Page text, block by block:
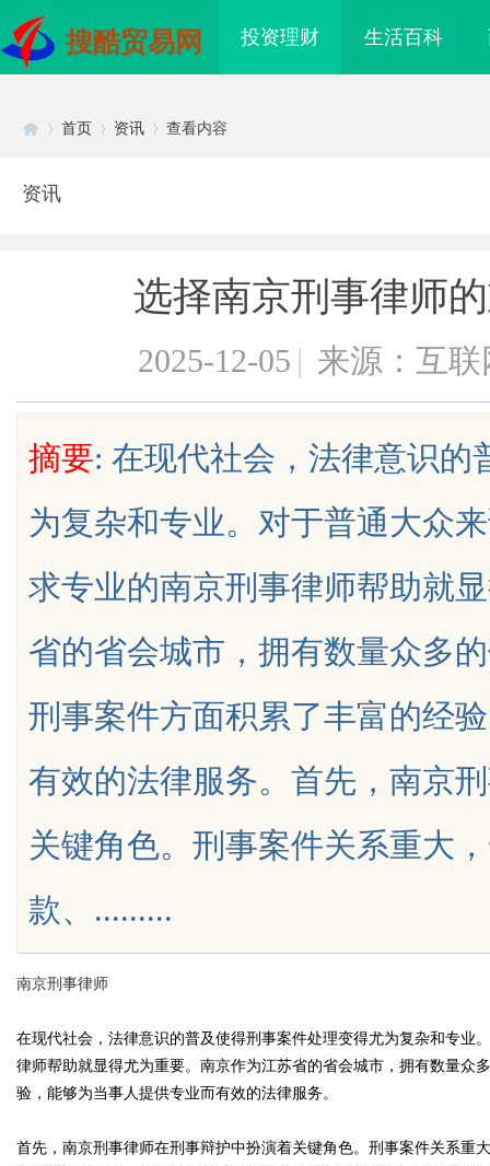
搜酷贸易网 投资理财 生活百科
uz
Bo
首页 资讯 查看内容
资讯
选择南京刑事律师
2025-12-05 | 来源：互联
摘要: 在现代社会，法律意识的
为复杂和专业。对于普通大众
求专业的南京刑事律师帮助就
省的省会城市，拥有数量众多
刑事案件方面积累了丰富的经
有效的法律服务。首先，南京
关键角色。刑事案件关系重大
款、.........
南京刑事律师
在现代社会，法律意识的普及使得刑事案件处理变得尤为复杂和专业
律师帮助就显得尤为重要。南京作为江苏省的省会城市，拥有数量众
验，能够为当事人提供专业而有效的法律服务。
首先，南京刑事律师在刑事辩护中扮演着关键角色。刑事案件关系重